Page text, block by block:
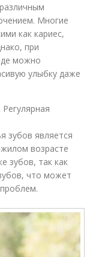
Многие
как кариес,
при
можно
улыбку даже
зубов является
возрасте
зубов, так как
что может